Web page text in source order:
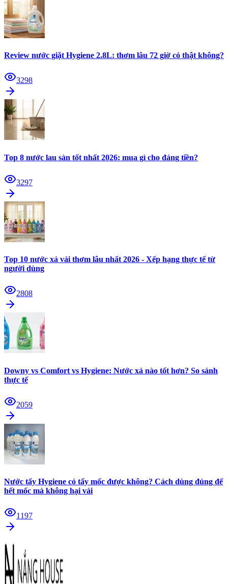
Review nước giặt Hygiene 2.8L: thơm lâu 72 giờ có thật không?
3298
Top 8 nước lau sàn tốt nhất 2026: mua gì cho đáng tiền?
3297
Top 10 nước xả vải thơm lâu nhất 2026 - Xếp hạng thực tế từ
người dùng
2808
Downy vs Comfort vs Hygiene: Nước xả nào tốt hơn? So sánh
thực tế
2059
Nước tẩy Hygiene có tẩy mốc được không? Cách dùng đúng để
hết mốc mà không hại vải
1197